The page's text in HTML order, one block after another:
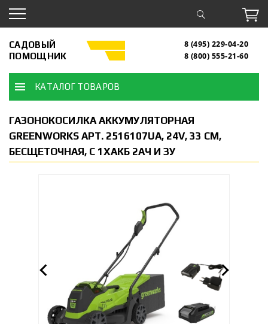
САДОВЫЙ
ПОМОЩНИК
8 (495) 229-04-20
8 (800) 555-21-60
КАТАЛОГ ТОВАРОВ
ГАЗОНОКОСИЛКА АККУМУЛЯТОРНАЯ
GREENWORKS АРТ. 2516107UA, 24V, 33 СМ,
БЕСЩЕТОЧНАЯ, С 1ХАКБ 2АЧ И ЗУ